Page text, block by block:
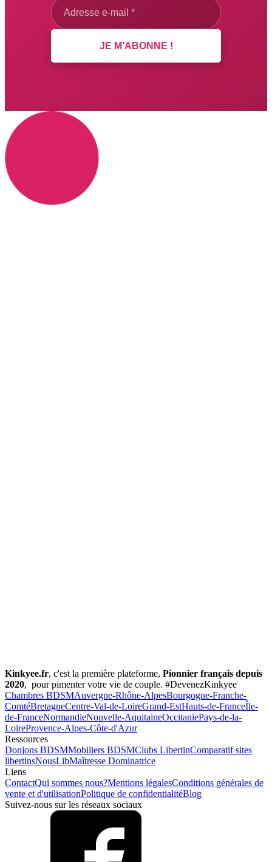
Kinkyee.fr, c'est la première plateforme, Pionnier français depuis
2020, pour pimenter votre vie de couple. #DevenezKinkyee
Chambres BDSMAuvergne-Rhône-AlpesBourgogne-Franche-
ComtéBretagneCentre-Val-de-LoireGrand-EstHauts-de-FranceÎle-
de-FranceNormandieNouvelle-AquitaineOccitaniePays-de-la-
LoireProvence-Alpes-Côte-d'Azur
Ressources
Donjons BDSMMobiliers BDSMClubs LibertinComparatif sites
libertinsNousLibMaîtresse Dominatrice
Liens
ContactQui sommes nous?Mentions légalesConditions générales de
vente et d'utilisationPolitique de confidentialitéBlog
Suivez-nous sur les réseaux sociaux